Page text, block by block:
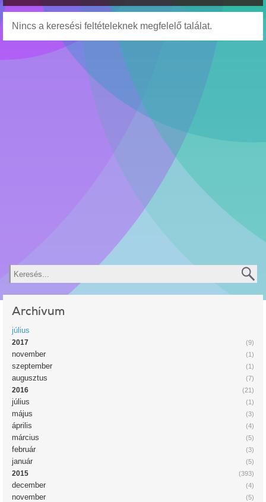
Nincs a keresési feltételeknek megfelelő találat.
Keresés
Archívum
július
(9)
2017
(1)
november
(1)
szeptember
(7)
augusztus
(21)
2016
(1)
július
(3)
május
(4)
április
(5)
március
(3)
február
(5)
január
(393)
2015
(4)
december
(5)
november